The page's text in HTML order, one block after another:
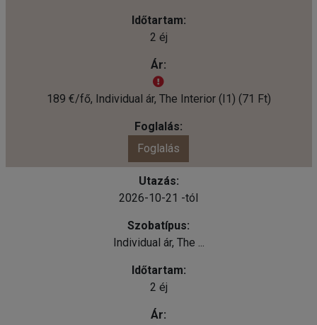
2 éj
189 €/fő, Individual ár, The Interior (I1) (71 Ft)
Foglalás
2026-10-21 -tól
Individual ár, The ...
2 éj